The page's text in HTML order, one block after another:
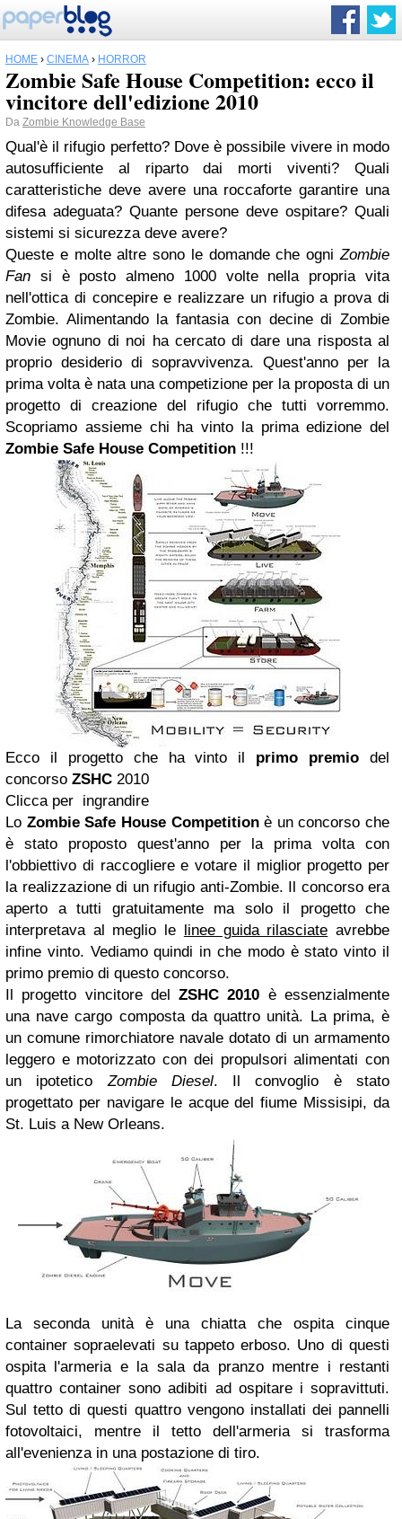
HOME › CINEMA › HORROR
Zombie Safe House Competition: ecco il
vincitore dell'edizione 2010
Da Zombie Knowledge Base
Qual'è il rifugio perfetto? Dove è possibile vivere in modo
autosufficiente al riparto dai morti viventi? Quali
caratteristiche deve avere una roccaforte garantire una
difesa adeguata? Quante persone deve ospitare? Quali
sistemi si sicurezza deve avere?
Queste e molte altre sono le domande che ogniZombie
Fan si è posto almeno 1000 volte nella propria vita
nell'ottica di concepire e realizzare un rifugio a prova di
Zombie. Alimentando la fantasia con decine di Zombie
Movie ognuno di noi ha cercato di dare una risposta al
proprio desiderio di sopravvivenza. Quest'anno per la
prima volta è nata una competizione per la proposta di un
progetto di creazione del rifugio che tutti vorremmo.
Scopriamo assieme chi ha vinto la prima edizione del
Zombie Safe House Competition !!!
Ecco il progetto che ha vinto il primo premio del
concorso ZSHC 2010
Clicca per ingrandire
Lo Zombie Safe House Competitionè un concorso che
è stato proposto quest'anno per la prima volta con
l'obbiettivo di raccogliere e votare il miglior progetto per
la realizzazione di un rifugio anti-Zombie. Il concorso era
aperto a tutti gratuitamente ma solo il progetto che
interpretava al meglio le linee guida rilasciate avrebbe
infine vinto. Vediamo quindi in che modo è stato vinto il
primo premio di questo concorso.
Il progetto vincitore delZSHC 2010 è essenzialmente
una nave cargo composta da quattro unità. La prima, è
un comune rimorchiatore navale dotato di un armamento
leggero e motorizzato con dei propulsori alimentati con
un ipoteticoZombie Diesel. Il convoglio è stato
progettato per navigare le acque del fiume Missisipi, da
St. Luis a New Orleans.
La seconda unità è una chiatta che ospita cinque
container sopraelevati su tappeto erboso. Uno di questi
ospita l'armeria e la sala da pranzo mentre i restanti
quattro container sono adibiti ad ospitare i sopravittuti.
Sul tetto di questi quattro vengono installati dei pannelli
fotovoltaici, mentre il tetto dell'armeria si trasforma
all'evenienza in una postazione di tiro.